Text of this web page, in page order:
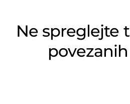
Ne spreglejte